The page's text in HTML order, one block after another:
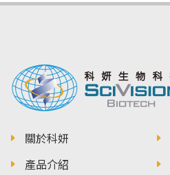
關於科妍
產品介紹